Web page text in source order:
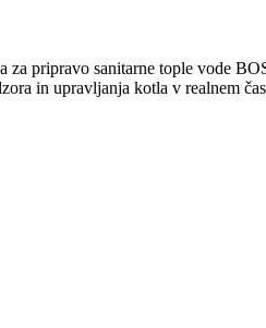
pripravo sanitarne tople vode
in upravljanja kotla v realnem